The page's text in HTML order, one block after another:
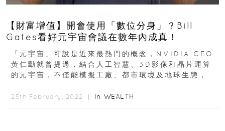
【財富增值】開會使用「數位分身」？Bill
Gates看好元宇宙會議在數年內成真！
「元宇宙」可說是近來最熱門的概念，NVIDIA CEO
黃仁勳就曾提過，結合人工智慧、3D影像和晶片運算
的元宇宙，不僅能模擬工廠、都市環境及地球生態，還
25th February, 2022 ｜ In WEALTH